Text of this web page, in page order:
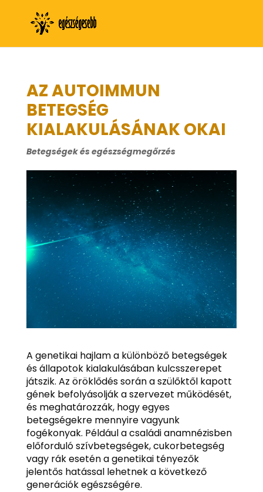
AZ AUTOIMMUN
BETEGSÉG
KIALAKULÁSÁNAK OKAI
Betegségek és egészségmegőrzés
A genetikai hajlam a különböző betegségek
és állapotok kialakulásában kulcsszerepet
játszik. Az öröklődés során a szülőktől kapott
gének befolyásolják a szervezet működését,
és meghatározzák, hogy egyes
betegségekre mennyire vagyunk
fogékonyak. Például a családi anamnézisben
előforduló szívbetegségek, cukorbetegség
vagy rák esetén a genetikai tényezők
jelentős hatással lehetnek a következő
generációk egészségére.